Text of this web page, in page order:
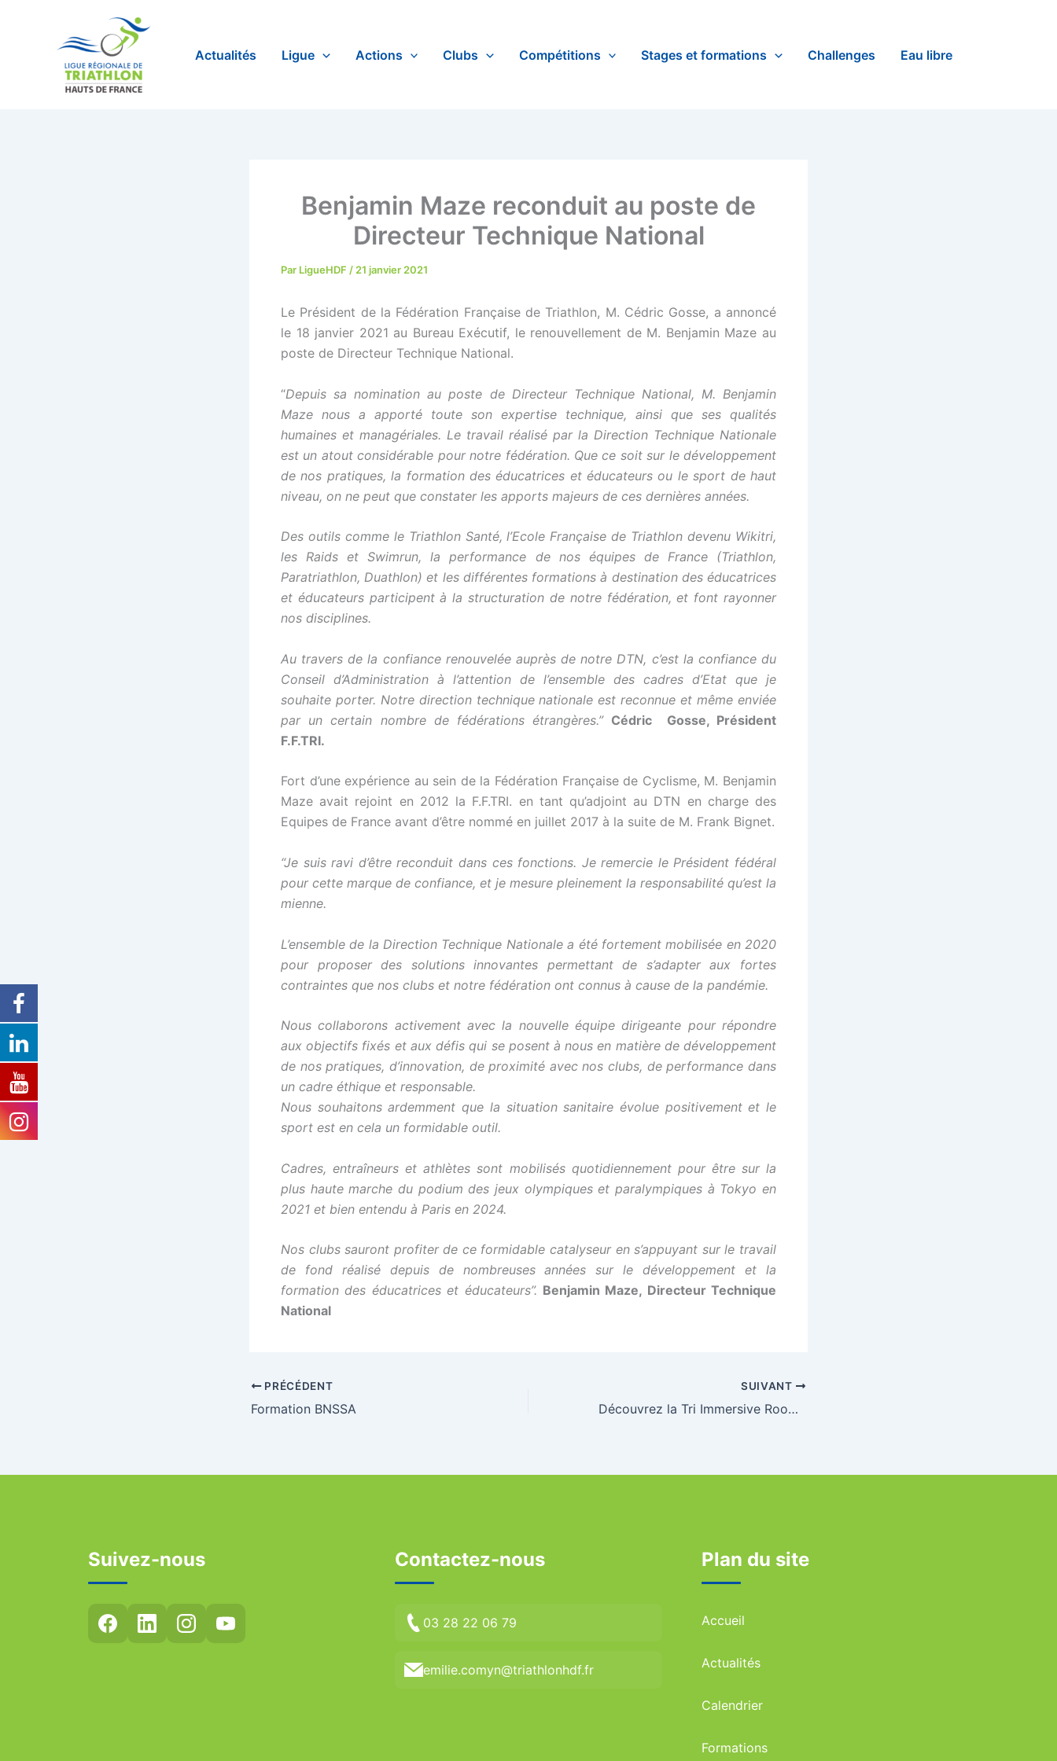
Actualités Ligue Actions Clubs Compétitions Stages et formations Challenges Eau libre
Benjamin Maze reconduit au poste de
Directeur Technique National
Par LigueHDF / 21 janvier 2021
Le Président de la Fédération Française de Triathlon, M. Cédric Gosse, a annoncé
le 18 janvier 2021 au Bureau Exécutif, le renouvellement de M. Benjamin Maze au
poste de Directeur Technique National.
“Depuis sa nomination au poste de Directeur Technique National, M. Benjamin
Maze nous a apporté toute son expertise technique, ainsi que ses qualités
humaines et managériales. Le travail réalisé par la Direction Technique Nationale
est un atout considérable pour notre fédération. Que ce soit sur le développement
de nos pratiques, la formation des éducatrices et éducateurs ou le sport de haut
niveau, on ne peut que constater les apports majeurs de ces dernières années.
Des outils comme le Triathlon Santé, l’Ecole Française de Triathlon devenu Wikitri,
les Raids et Swimrun, la performance de nos équipes de France (Triathlon,
Paratriathlon, Duathlon) et les différentes formations à destination des éducatrices
et éducateurs participent à la structuration de notre fédération, et font rayonner
nos disciplines.
Au travers de la confiance renouvelée auprès de notre DTN, c’est la confiance du
Conseil d’Administration à l’attention de l’ensemble des cadres d’Etat que je
souhaite porter. Notre direction technique nationale est reconnue et même enviée
par un certain nombre de fédérations étrangères.” Cédric Gosse, Président
F.F.TRI.
Fort d’une expérience au sein de la Fédération Française de Cyclisme, M. Benjamin
Maze avait rejoint en 2012 la F.F.TRI. en tant qu’adjoint au DTN en charge des
Equipes de France avant d’être nommé en juillet 2017 à la suite de M. Frank Bignet.
“Je suis ravi d’être reconduit dans ces fonctions. Je remercie le Président fédéral
pour cette marque de confiance, et je mesure pleinement la responsabilité qu’est la
mienne.
L’ensemble de la Direction Technique Nationale a été fortement mobilisée en 2020
pour proposer des solutions innovantes permettant de s’adapter aux fortes
contraintes que nos clubs et notre fédération ont connus à cause de la pandémie.
Nous collaborons activement avec la nouvelle équipe dirigeante pour répondre
aux objectifs fixés et aux défis qui se posent à nous en matière de développement
de nos pratiques, d’innovation, de proximité avec nos clubs, de performance dans
un cadre éthique et responsable.
Nous souhaitons ardemment que la situation sanitaire évolue positivement et le
sport est en cela un formidable outil.
Cadres, entraîneurs et athlètes sont mobilisés quotidiennement pour être sur la
plus haute marche du podium des jeux olympiques et paralympiques à Tokyo en
2021 et bien entendu à Paris en 2024.
Nos clubs sauront profiter de ce formidable catalyseur en s’appuyant sur le travail
de fond réalisé depuis de nombreuses années sur le développement et la
formation des éducatrices et éducateurs”. Benjamin Maze, Directeur Technique
National
PRÉCÉDENT
Formation BNSSA
SUIVANT
Découvrez la Tri Immersive Room, le nouvel outil d’entrainement virtuel de la #FFTRI
Suivez-nous Contactez-nous
03 28 22 06 79
emilie.comyn@triathlonhdf.fr
Plan du site
Accueil
Actualités
Calendrier
Formations